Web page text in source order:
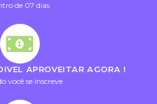
de 07 dias
APROVEITAR AGORA !
você se inscreve